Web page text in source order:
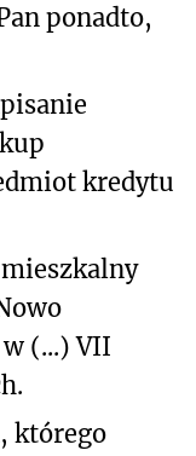
ponadto,
kredytu
(...) VII
którego